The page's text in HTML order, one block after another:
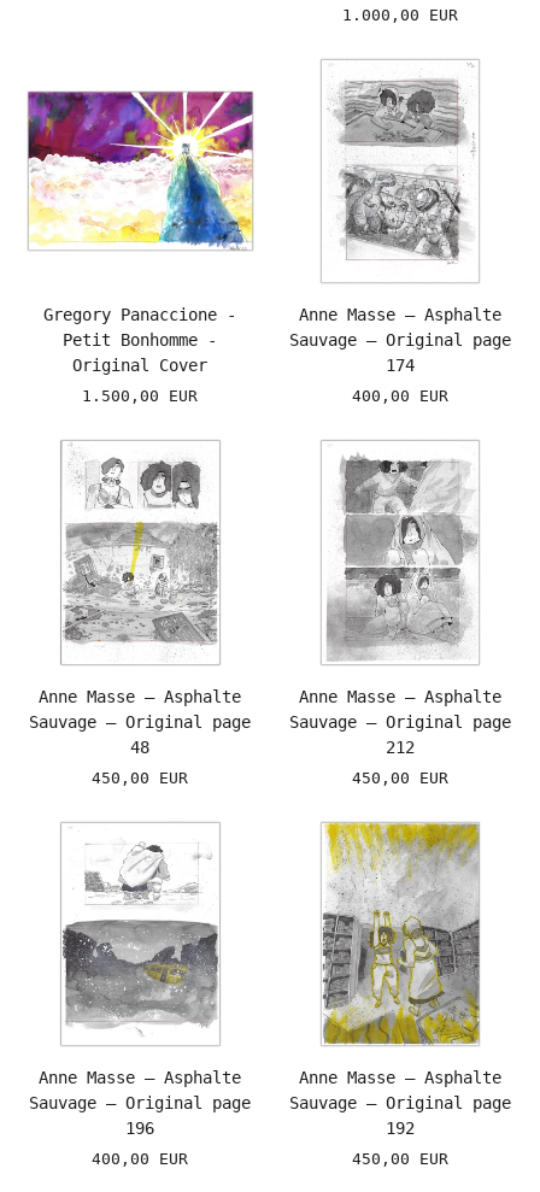
1.000,00 EUR
Gregory Panaccione -
Petit Bonhomme -
Original Cover
1.500,00 EUR
Anne Masse – Asphalte
Sauvage – Original page
174
400,00 EUR
Anne Masse – Asphalte
Sauvage – Original page
48
450,00 EUR
Anne Masse – Asphalte
Sauvage – Original page
212
450,00 EUR
Anne Masse – Asphalte
Sauvage – Original page
196
400,00 EUR
Anne Masse – Asphalte
Sauvage – Original page
192
450,00 EUR